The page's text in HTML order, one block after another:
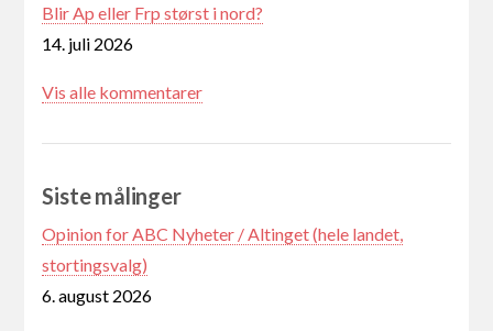
Blir Ap eller Frp størst i nord?
14. juli 2026
Vis alle kommentarer
Siste målinger
Opinion for ABC Nyheter / Altinget (hele landet,
stortingsvalg)
6. august 2026